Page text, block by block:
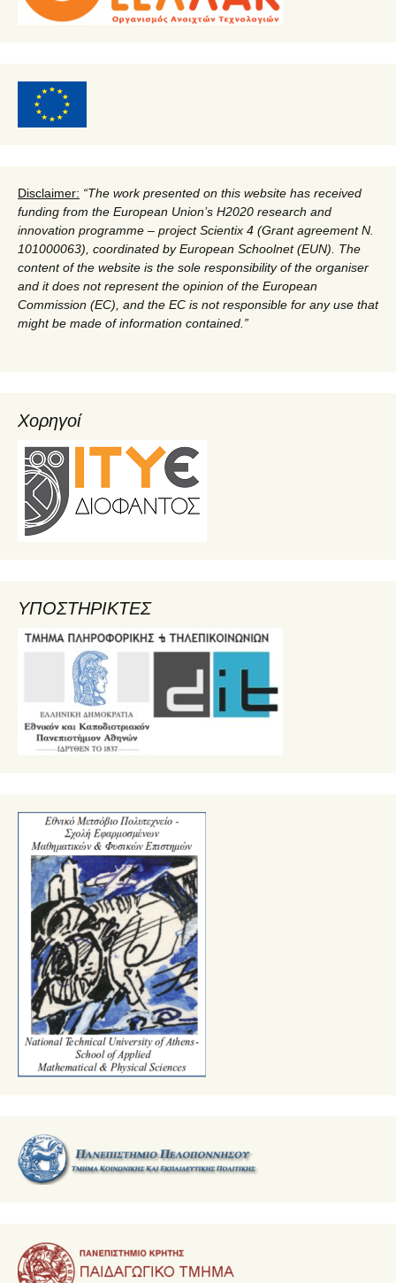
Disclaimer: “The work presented on this website has received
funding from the European Union’s H2020 research and
innovation programme – project Scientix 4 (Grant agreement N.
101000063), coordinated by European Schoolnet (EUN). The
content of the website is the sole responsibility of the organiser
and it does not represent the opinion of the European
Commission (EC), and the EC is not responsible for any use that
might be made of information contained. ”
Χορηγοί
ΥΠΟΣΤΗΡΙΚΤΕΣ